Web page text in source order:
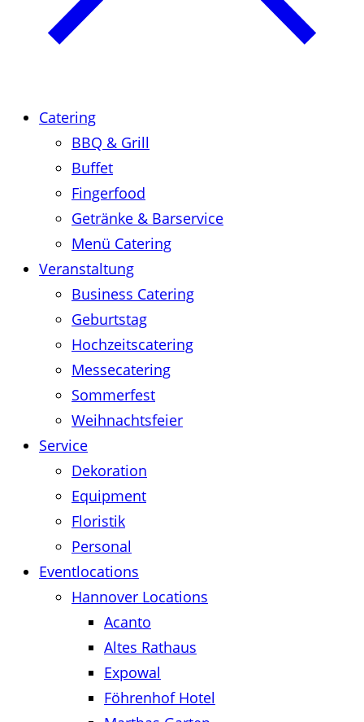
Catering
BBQ & Grill
Buffet
Fingerfood
Getränke & Barservice
Menü Catering
Veranstaltung
Business Catering
Geburtstag
Hochzeitscatering
Messecatering
Sommerfest
Weihnachtsfeier
Service
Dekoration
Equipment
Floristik
Personal
Eventlocations
Hannover Locations
Acanto
Altes Rathaus
Expowal
Föhrenhof Hotel